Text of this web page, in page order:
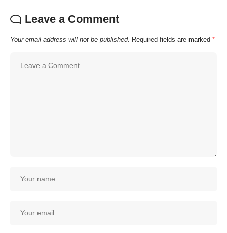
Leave a Comment
Your email address will not be published. Required fields are marked *